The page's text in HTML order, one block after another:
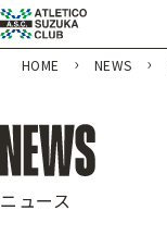
HOME NEWS
ニュース